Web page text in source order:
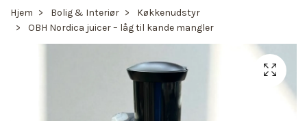
Hjem Bolig & Interiør
Køkkenudstyr
OBH Nordica juicer – låg til kande mangler